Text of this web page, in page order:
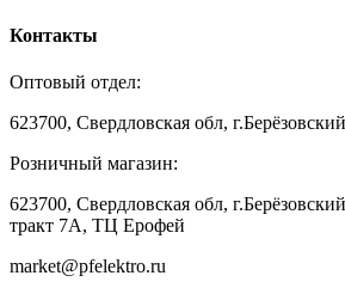
Контакты
Оптовый отдел:
623700, Свердловская обл,
Розничный магазин:
623700, Свердловская обл,
тракт 7А, ТЦ Ерофей
market@pfelektro.ru